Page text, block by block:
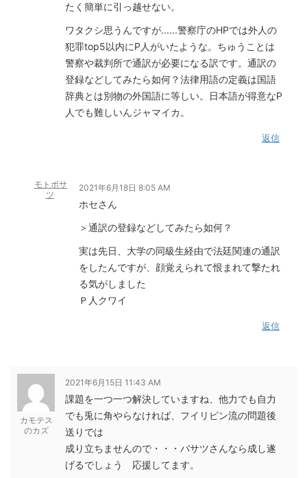
たく簡単に引っ越せない。
ワタクシ思うんですが......警察庁のHPでは外人の
犯罪top5以内にP人がいたような。ちゅうことは
警察や裁判所で通訳が必要になる訳です。通訳の
登録などしてみたら如何？法律用語の定義は国語
辞典とは別物の外国語に等しい。日本語が得意なP
人でも難しいんジャマイカ。
返信
モトボサ
ツ
2021年6月18日 8:05 AM
ホセさん
＞通訳の登録などしてみたら如何？
実は先日、大学の同級生経由で法廷関連の通訳
をしたんですが、顔覚えられて恨まれて撃たれ
る気がしました
Ｐ人クワイ
返信
カモテス
のカズ
2021年6月15日 11:43 AM
課題を一つ一つ解決していますね、他力でも自力
でも兎に角やらなければ、フイリピン流の問題後
送りでは
成り立ちませんので・・・バサツさんなら成し遂
げるでしょう 応援してます。